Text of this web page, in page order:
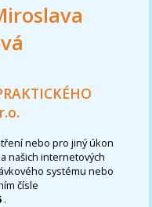
nebo pro jiný úkon
našich internetových
systému nebo
čísle
.